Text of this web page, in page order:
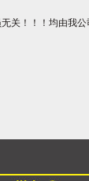
关！！！均由我公